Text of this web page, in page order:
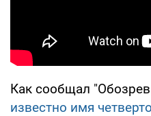
Как сообщал
известно имя